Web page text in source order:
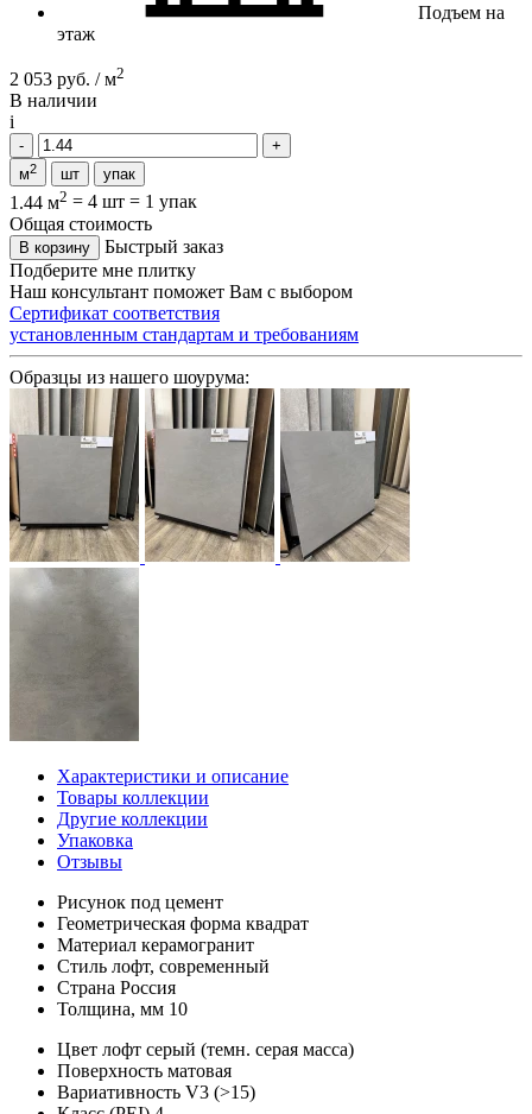
Подъем на
этаж
2 053 руб. / м2
В наличии
i
м2 шт упак
1.44 м2 = 4 шт = 1 упак
Общая стоимость
В корзину
Быстрый заказ
Подберите мне плитку
Наш консультант поможет Вам с выбором
Сертификат соответствия
установленным стандартам и требованиям
Образцы из нашего шоурума:
Характеристики и описание
Товары коллекции
Другие коллекции
Упаковка
Отзывы
Рисунок под цемент
Геометрическая форма квадрат
Материал керамогранит
Стиль лофт, современный
Страна Россия
Толщина, мм 10
Цвет лофт серый (темн. серая масса)
Поверхность матовая
Вариативность V3 (>15)